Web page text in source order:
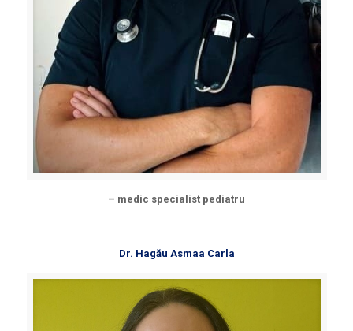
– medic specialist pediatru
Dr. Hagău Asmaa Carla